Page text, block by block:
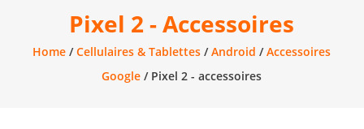
électronique
Pixel 2 - Accessoires
Home /Cellulaires & Tablettes /Android /Accessoires
Google / Pixel 2 - accessoires